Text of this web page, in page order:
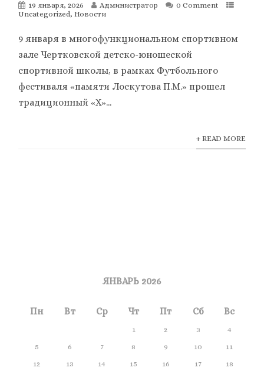
19 января, 2026 Администратор
0 Comment
Uncategorized,Новости
9 января в многофункциональном спортивном
зале Чертковской детско-юношеской
спортивной школы, в рамках Футбольного
фестиваля «памяти Лоскутова П.М.» прошел
традиционный «X»...
+ READ MORE
ЯНВАРЬ 2026
Пн Вт Ср Чт Пт Сб Вс
1 2 3
4
5
6 7 8 9 10
11
12
13 14 15 16 17 18